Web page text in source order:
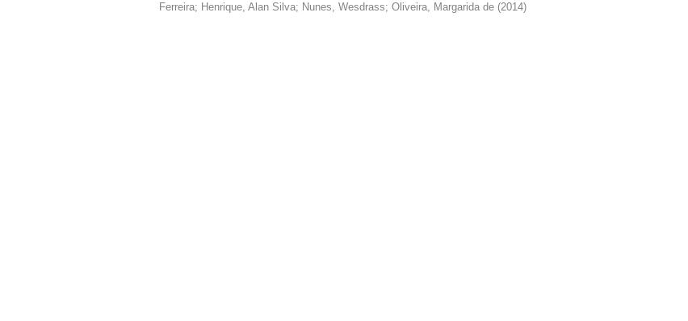
Ferreira; Henrique, Alan Silva; Nunes, Wesdrass; Oliveira, Margarida de (2014)